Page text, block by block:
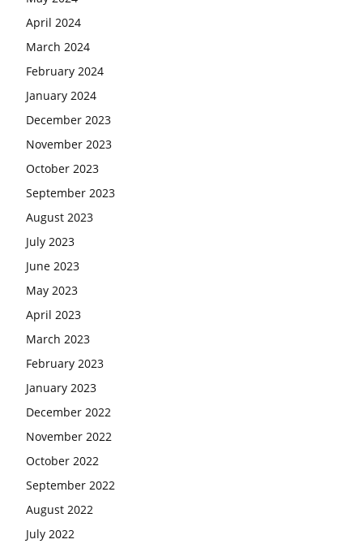
April 2024
March 2024
February 2024
January 2024
December 2023
November 2023
October 2023
September 2023
August 2023
July 2023
June 2023
May 2023
April 2023
March 2023
February 2023
January 2023
December 2022
November 2022
October 2022
September 2022
August 2022
July 2022